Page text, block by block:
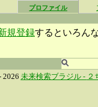
プロファイル
規登録するといろん
2026 未来検索ブラジル - ２